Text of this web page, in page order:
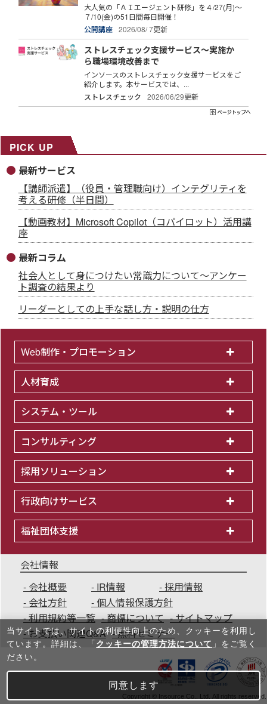
大人気の「ＡＩエージェント研修」を４/27(月)～
７/10(金)の51日間毎日開催！
公開講座
2026/08/ 7更新
ストレスチェック支援サービス～実施か
ら職場環境改善まで
インソースのストレスチェック支援サービスをご
紹介します。本サービスでは、...
ストレスチェック
2026/06/29更新
PICK UP
最新サービス
【講師派遣】（役員・管理職向け）インテグリティを
考える研修（半日間）
【動画教材】Microsoft Copilot（コパイロット）活用講
座
最新コラム
社会人として身につけたい常識力について～アンケー
ト調査の結果より
リーダーとしての上手な話し方・説明の仕方
Web制作・プロモーション
人材育成
システム・ツール
コンサルティング
採用ソリューション
行政向けサービス
福祉団体支援
会社情報
会社概要
IR情報
採用情報
会社方針
個人情報保護方針
利用規約等一覧
商標について
サイトマップ
お支払い関連Q&A
無料セミナー
Copyright © Insource Co., Ltd. All rights reserved.
当サイトでは、サイトの利便性向上のため、クッキーを利⽤し
ています。詳細は、「 クッキーの管理方法について 」をご覧く
ださい。
同意します